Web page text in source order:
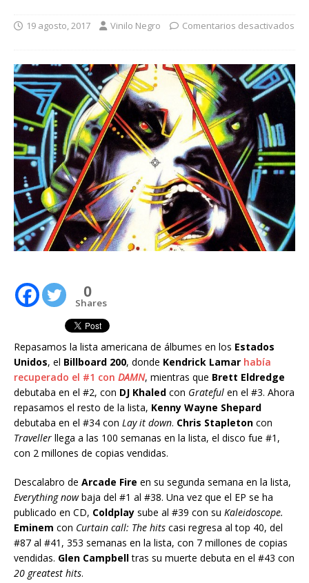
19 agosto, 2017 Vinilo Negro Comentarios desactivados
0
Shares
Repasamos la lista americana de álbumes en los Estados
Unidos, el Billboard 200, donde Kendrick Lamar había
recuperado el #1 con DAMN, mientras que Brett Eldredge
debutaba en el #2, con DJ Khaled con Grateful en el #3. Ahora
repasamos el resto de la lista, Kenny Wayne Shepard
debutaba en el #34 con Lay it down. Chris Stapleton con
Traveller llega a las 100 semanas en la lista, el disco fue #1,
con 2 millones de copias vendidas.
Descalabro de Arcade Fire en su segunda semana en la lista,
Everything nowbaja del #1 al #38. Una vez que el EP se ha
publicado en CD, Coldplay sube al #39 con su Kaleidoscope.
Eminem con Curtain call: The hits casi regresa al top 40, del
#87 al #41, 353 semanas en la lista, con 7 millones de copias
vendidas. Glen Campbelltras su muerte debuta en el #43 con
20 greatest hits.